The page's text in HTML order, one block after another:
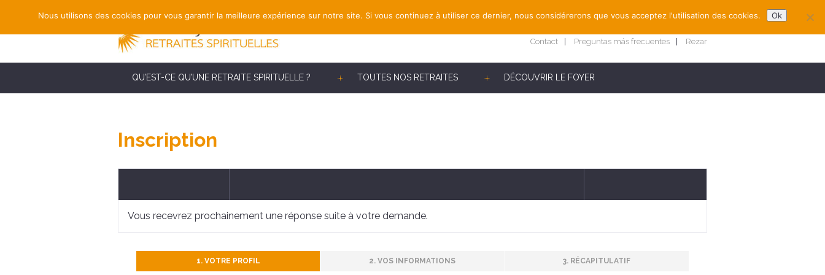
Contact Preguntas más frecuentes Rezar
QU’EST-CE QU’UNE RETRAITE SPIRITUELLE ? TOUTES NOS RETRAITES DÉCOUVRIR LE FOYER
Inscription
Vous recevrez prochainement une réponse suite à votre demande.
1. VOTRE PROFIL 2. VOS INFORMATIONS 3. RÉCAPITULATIF
Nous utilisons des cookies pour vous garantir la meilleure expérience sur notre site. Si vous continuez à utiliser ce dernier, nous considérerons que vous acceptez l'utilisation des cookies. Ok